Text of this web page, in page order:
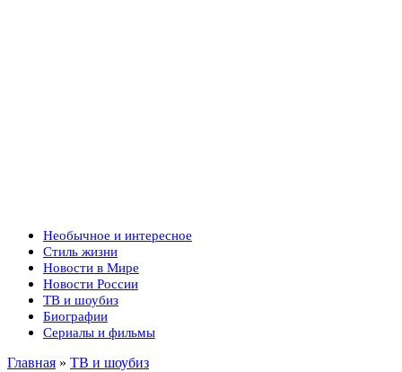
Необычное и интересное
Стиль жизни
Новости в Мире
Новости России
ТВ и шоубиз
Биографии
Сериалы и фильмы
Главная » ТВ и шоубиз